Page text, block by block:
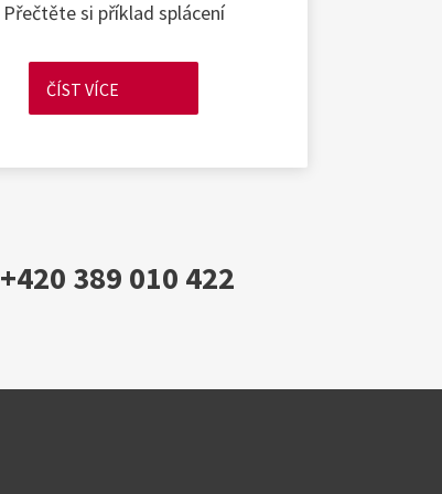
Přečtěte si příklad splácení
ČÍST VÍCE
+420 389 010 422